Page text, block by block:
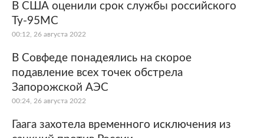
В США оценили срок службы российского
Ту-95МС
00:12, 26 августа 2022
В Совфеде понадеялись на скорое
подавление всех точек обстрела
Запорожской АЭС
00:24, 26 августа 2022
Гаага захотела временного исключения из